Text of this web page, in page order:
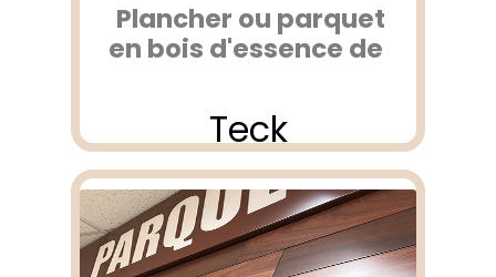
Plancher ou parquet
en bois d'essence de
Teck